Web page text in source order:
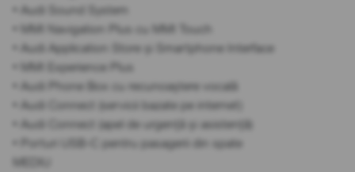
• Audi Sound System
• MMI Navigation Plus cu MMI Touch
• Audi Application Store și Smartphone Interface
• MMI Experience Plus
• Audi Phone Box cu recunoaștere vocală
• Audi Connect (servicii bazate pe internet)
• Audi Connect (apel de urgență și asistență)
• Porturi USB-C pentru pasagerii din spate
MEDIU